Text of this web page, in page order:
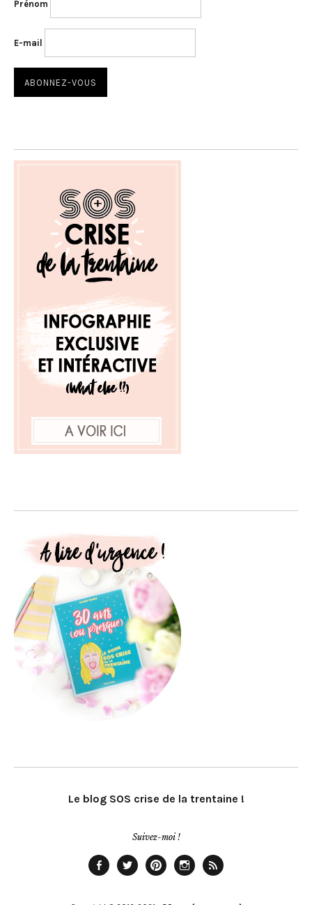
Prénom
E-mail
Le blog SOS crise de la trentaine !
Suivez-moi !